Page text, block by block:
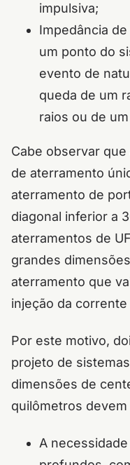
impulsiva;
Impedância
um ponto do
evento de
queda de um
raios ou de um
Cabe observar
de aterramento
aterramento de
diagonal inferior a
aterramentos de
grandes
aterramento que
injeção da corrente
Por este motivo,
projeto de
dimensões de
quilômetros
A